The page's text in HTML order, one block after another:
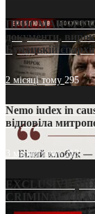
ПРИСМАК
документи, вирок
Бучацькій єпархії
2 місяці тому 295
Nemo iudex in
відповіла
3 місяці тому213
EXCLUSIVE
CRIMINAL